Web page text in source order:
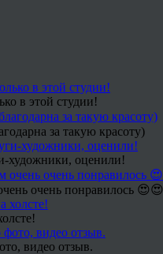
в этой студии!
за такую красоту)
художники, оценили!
очень понравилось 😍😍
видео отзыв.